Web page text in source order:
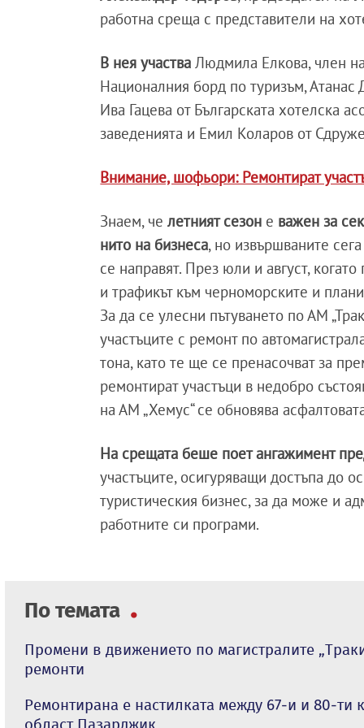
работна среща с представители на
В нея участва Людмила Елкова, член
Националния борд по туризъм, Атанас
Ива Гацева от Българската хотелска
заведенията и Емил Коларов от
Внимание, шофьори: Ремонтират
Знаем, челетният сезон е важен за
нито на бизнеса, но извършваните
се направят. През юли и август,
и трафикът към черноморските и
За да се улесни пътуването по АМ
участъците с ремонт по
тона, като те ще се пренасочват за
ремонтират участъци в недобро
на АМ „Хемус“ се обновява
На срещата беше поет ангажимент
участъците, осигуряващи достъпа до
туристическия бизнес, за да може и
работните си програми.
По темата
Промени в движението по магистралите
ремонти
Ремонтирана е настилката между 67-и и 80-ти
област Пазарджик